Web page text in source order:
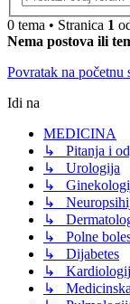
0 tema • Stranica 1
Nema postova ili
Povratak na početnu
Idi na
MEDICINA
↳ Pitanja i
↳ Urologija
↳
↳
↳
↳ Polne
↳ Dijabetes
↳
↳